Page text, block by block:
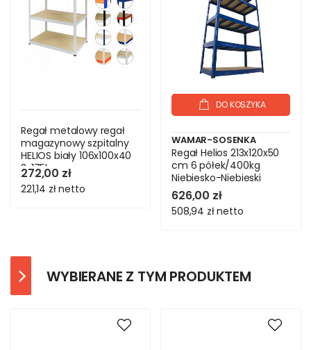
Regał metalowy regał
magazynowy szpitalny
HELIOS biały 106x100x40
3x175kg
272,00 zł
221,14 złnetto
DO KOSZYKA
WAMAR-SOSENKA
Regał Helios 213x120x50
cm 6 półek/400kg
Niebiesko-Niebieski
626,00 zł
508,94 złnetto
WYBIERANE Z TYM PRODUKTEM